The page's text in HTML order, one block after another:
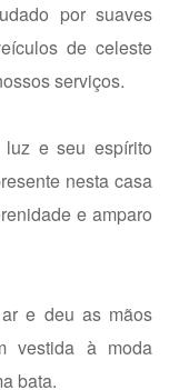
por suaves
de celeste
serviços.
luz e seu espírito
nesta casa
e amparo
e deu as mãos
vestida à moda
bata.